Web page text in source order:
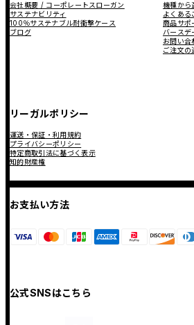
会社概要 / コーポレートスローガン
サステナビリティ
100％サステナブル耐衝撃ケース
ブログ
機種から
よくある
商品サポ
バースデ
お問い合
ご注文の
リーガルポリシー
運送・保証・利用規約
プライバシーポリシー
特定商取引法に基づく表示
知的財産権
お支払い方法
公式SNSはこちら